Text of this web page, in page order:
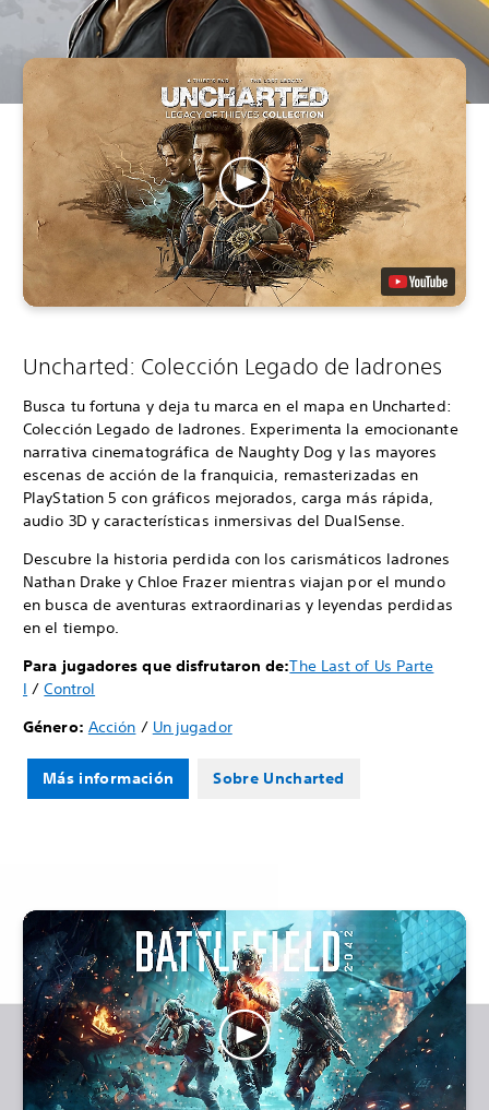
Uncharted: Colección Legado de ladrones
Busca tu fortuna y deja tu marca en el mapa en Uncharted:
Colección Legado de ladrones. Experimenta la emocionante
narrativa cinematográfica de Naughty Dog y las mayores
escenas de acción de la franquicia, remasterizadas en
PlayStation 5 con gráficos mejorados, carga más rápida,
audio 3D y características inmersivas del DualSense.
Descubre la historia perdida con los carismáticos ladrones
Nathan Drake y Chloe Frazer mientras viajan por el mundo
en busca de aventuras extraordinarias y leyendas perdidas
en el tiempo.
Para jugadores que disfrutaron de:The Last of Us Parte
I /Control
Género: Acción / Un jugador
Más información Sobre Uncharted